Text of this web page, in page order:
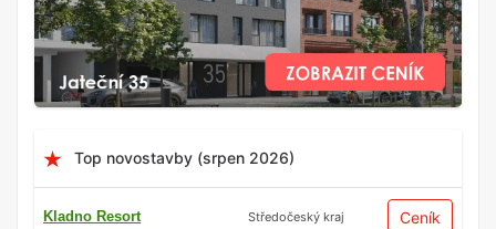
Top novostavby (srpen 2026)
Kladno Resort Středočeský kraj Ceník